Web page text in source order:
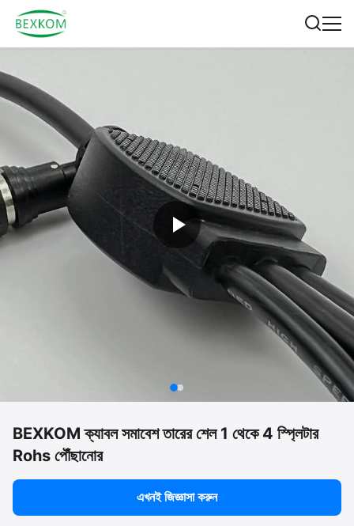
BEXKOM ক্যাবল সমাবেশ তারের শেল 1 থেকে 4 স্প্লিটার
Rohs পৌঁছানোর
এখনই জিজ্ঞাসা করুন